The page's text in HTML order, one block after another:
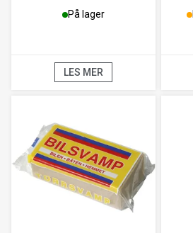
På lager
LES MER